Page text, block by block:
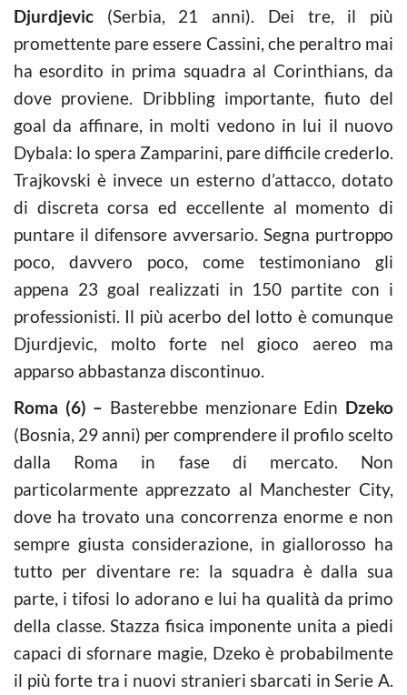
Djurdjevic (Serbia, 21 anni). Dei tre, il più
promettente pare essere Cassini, che peraltro mai
ha esordito in prima squadra al Corinthians, da
dove proviene. Dribbling importante, fiuto del
goal da affinare, in molti vedono in lui il nuovo
Dybala: lo spera Zamparini, pare difficile crederlo.
Trajkovski è invece un esterno d’attacco, dotato
di discreta corsa ed eccellente al momento di
puntare il difensore avversario. Segna purtroppo
poco, davvero poco, come testimoniano gli
appena 23 goal realizzati in 150 partite con i
professionisti. Il più acerbo del lotto è comunque
Djurdjevic, molto forte nel gioco aereo ma
apparso abbastanza discontinuo.
Roma (6) – Basterebbe menzionare Edin Dzeko
(Bosnia, 29 anni) per comprendere il profilo scelto
dalla Roma in fase di mercato. Non
particolarmente apprezzato al Manchester City,
dove ha trovato una concorrenza enorme e non
sempre giusta considerazione, in giallorosso ha
tutto per diventare re: la squadra è dalla sua
parte, i tifosi lo adorano e lui ha qualità da primo
della classe. Stazza fisica imponente unita a piedi
capaci di sfornare magie, Dzeko è probabilmente
il più forte tra i nuovi stranieri sbarcati in Serie A.